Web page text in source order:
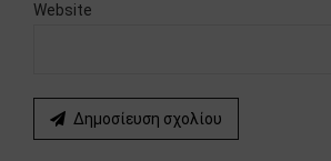
Website
Δημοσίευση σχολίου